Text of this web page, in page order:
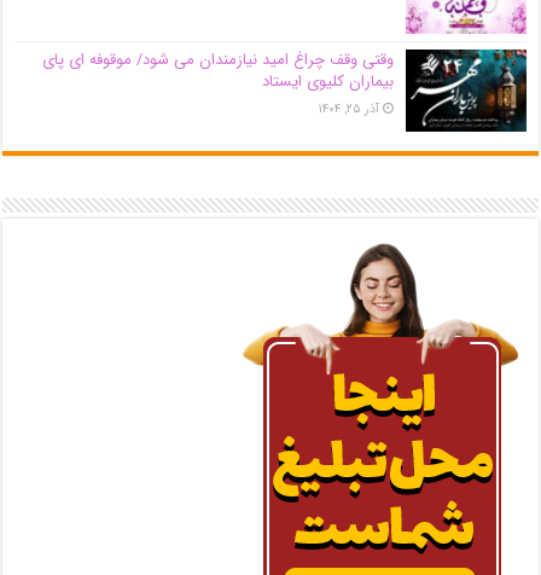
وقتی وقف چراغ امید نیازمندان می شود/ موقوفه ای پای
بیماران کلیوی ایستاد
آذر ۲۵, ۱۴۰۴